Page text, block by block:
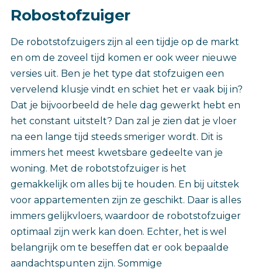
Robostofzuiger
De robotstofzuigers zijn al een tijdje op de markt
en om de zoveel tijd komen er ook weer nieuwe
versies uit. Ben je het type dat stofzuigen een
vervelend klusje vindt en schiet het er vaak bij in?
Dat je bijvoorbeeld de hele dag gewerkt hebt en
het constant uitstelt? Dan zal je zien dat je vloer
na een lange tijd steeds smeriger wordt. Dit is
immers het meest kwetsbare gedeelte van je
woning. Met de robotstofzuiger is het
gemakkelijk om alles bij te houden. En bij uitstek
voor appartementen zijn ze geschikt. Daar is alles
immers gelijkvloers, waardoor de robotstofzuiger
optimaal zijn werk kan doen. Echter, het is wel
belangrijk om te beseffen dat er ook bepaalde
aandachtspunten zijn. Sommige